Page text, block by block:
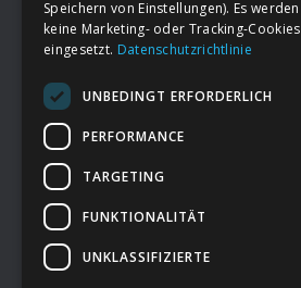
FooterDeine Spende
→ Impressum
→Kontakt zum PAO Team
Speichern von Einstellungen). Es werden
keine Marketing- oder Tracking-Cookies
eingesetzt. Datenschutzrichtlinie
UNBEDINGT ERFORDERLICH
PERFORMANCE
TARGETING
FUNKTIONALITÄT
UNKLASSIFIZIERTE